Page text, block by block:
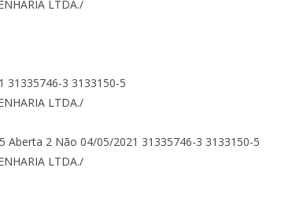
LTDA./
31335746-3 3133150-5
LTDA./
Aberta 2 Não 04/05/2021 31335746-3 3133150-5
LTDA./